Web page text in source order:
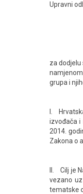
Upravni
za
grupa i
I.
izvođača i
2014.
Zakona o
II. Cilj je
vezano
tematske